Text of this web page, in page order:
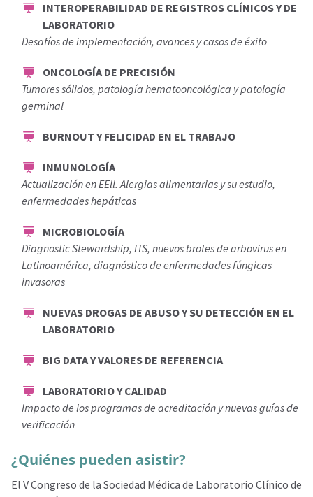
INTEROPERABILIDAD DE REGISTROS CLÍNICOS Y DE
LABORATORIO
Desafíos de implementación, avances y casos de éxito
ONCOLOGÍA DE PRECISIÓN
Tumores sólidos, patología hematooncológica y patología
germinal
BURNOUT Y FELICIDAD EN EL TRABAJO
INMUNOLOGÍA
Actualización en EEll. Alergias alimentarias y su estudio,
enfermedades hepáticas
MICROBIOLOGÍA
Diagnostic Stewardship, ITS, nuevos brotes de arbovirus en
Latinoamérica, diagnóstico de enfermedades fúngicas
invasoras
NUEVAS DROGAS DE ABUSO Y SU DETECCIÓN EN EL
LABORATORIO
BIG DATA Y VALORES DE REFERENCIA
LABORATORIO Y CALIDAD
Impacto de los programas de acreditación y nuevas guías de
verificación
¿Quiénes pueden asistir?
El V Congreso de la Sociedad Médica de Laboratorio Clínico de